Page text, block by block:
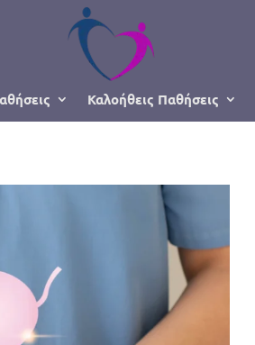
Καλοήθεις Παθήσεις